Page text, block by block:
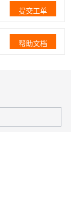
提交工单
帮助文档